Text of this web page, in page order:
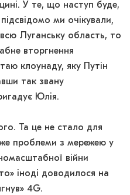
У те, що наступ буде,
ми очікували,
Луганську область, то
вторгнення
клоунаду, яку Путін
так звану
Юлія.
Та це не стало для
проблеми з мережею у
війни
іноді доводилося на
4G.